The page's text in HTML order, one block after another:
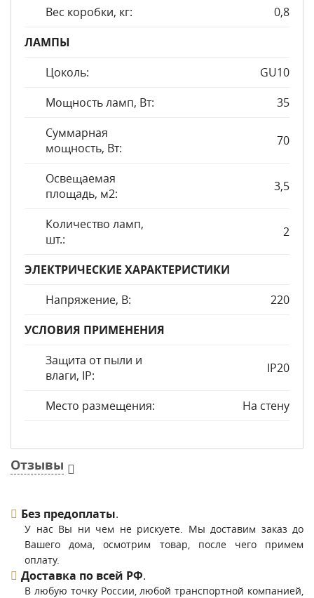
Вес коробки, кг:
0,8
ЛАМПЫ
Цоколь:
GU10
Мощность ламп, Вт:
35
Суммарная
мощность, Вт:
70
Освещаемая
площадь, м2:
3,5
Количество ламп,
шт.:
2
ЭЛЕКТРИЧЕСКИЕ ХАРАКТЕРИСТИКИ
Напряжение, В:
220
УСЛОВИЯ ПРИМЕНЕНИЯ
Защита от пыли и
влаги, IP:
IP20
Место размещения: На стену
Отзывы
Без предоплаты.
У нас Вы ни чем не рискуете. Мы доставим заказ до
Вашего дома, осмотрим товар, после чего примем
оплату.
Доставка по всей РФ.
В любую точку России, любой транспортной компанией,